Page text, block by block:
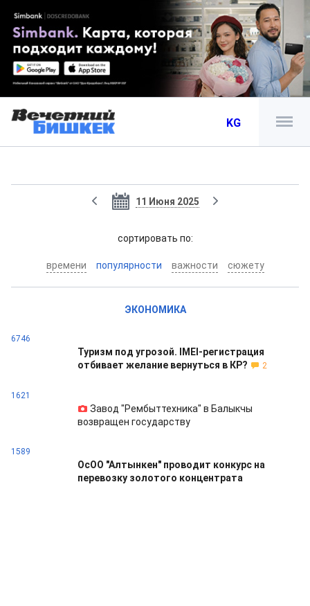
KG
11 Июня 2025
cортировать по:
времени популярности важности сюжету
ЭКОНОМИКА
6746
Туризм под угрозой. IMEI-регистрация
отбивает желание вернуться в КР?
2
1621
Завод "Рембыттехника" в Балыкчы
возвращен государству
1589
ОсОО "Алтынкен" проводит конкурс на
перевозку золотого концентрата